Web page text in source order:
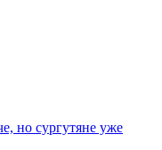
но сургутяне уже